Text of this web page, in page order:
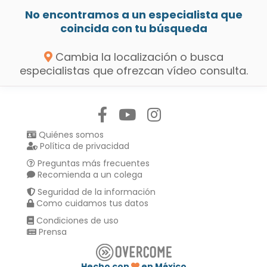
No encontramos a un especialista que
coincida con tu búsqueda
Cambia la localización o busca
especialistas que ofrezcan vídeo consulta.
Quiénes somos
Política de privacidad
Preguntas más frecuentes
Recomienda a un colega
Seguridad de la información
Como cuidamos tus datos
Condiciones de uso
Prensa